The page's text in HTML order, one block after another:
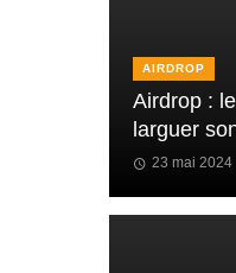
AIRDROP
Airdrop :
larguer
23 mai 2024